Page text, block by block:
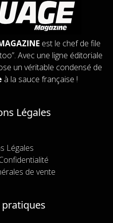
est le chef de file
Avec une ligne éditoriale
un véritable condensé de
à la sauce française !
Légales
Légales
de vente